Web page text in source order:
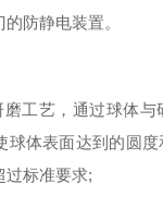
防静电装置。
工艺，通过球体与
球体表面达到的圆
过标准要求;